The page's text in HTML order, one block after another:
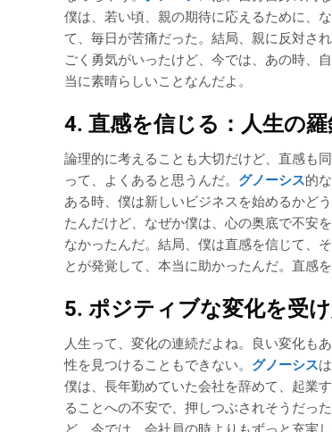
僕は、若い頃、親の期待に応えるために、
て、毎日が苦痛だった。結局、親に反対さ
ごく勇気がいったけど、今では、あの時、
当に素晴らしいことなんだよ。
4. 直感を信じる：人生の
論理的に考えることも大切だけど、直感も
って、よくあると思うんだ。 グノーシス的
ある時、僕は新しいビジネスを始めるかど
たんだけど、なぜか僕は、心の奥底で不安
なかったんだ。結局、僕は直感を信じて、
とが発覚して、本当に助かったんだ。直感
5. ポジティブな変化を受
人生って、変化の連続だよね。良い変化も
性を見つけることもできない。 グノーシス
僕は、長年勤めていた会社を辞めて、起業
ることへの不安で、押しつぶされそうだっ